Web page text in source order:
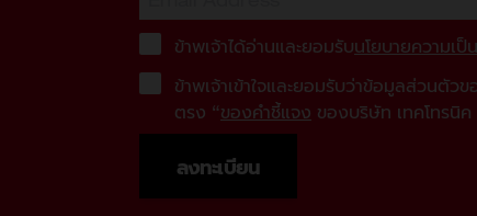
ข้าพเจ้าได้อ่านและยอมรับนโยบายความเป็
ข้าพเจ้าเข้าใจและยอมรับว่าข้อมูลส่วนตัว
ตรง “ของคำชี้แจง ของบริษัท เทคโทรนิ
ลงทะเบียน